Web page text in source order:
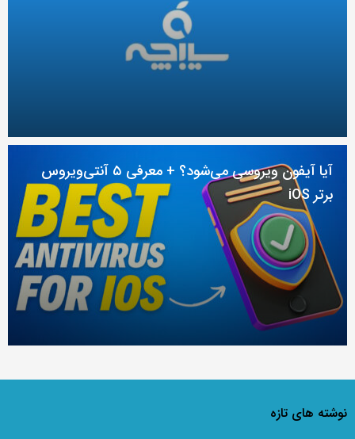
آیا آیفون ویروسی می‌شود؟ + معرفی ۵ آنتی‌ویروس
برتر iOS
نوشته های تازه